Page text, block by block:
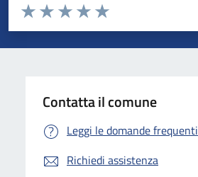
Valuta da 1 a 5 stelle la pagina
Valuta 5 stelle su 5
Valuta 4 stelle su 5
Valuta 3 stelle su 5
Valuta 2 stelle su 5
Valuta 1 stelle su 5
Contatta il comune
Leggi le domande frequenti
Richiedi assistenza